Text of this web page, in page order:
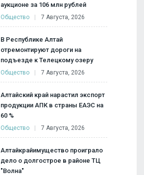
аукционе за 106 млн рублей
Общество 7 Августа, 2026
В Республике Алтай
отремонтируют дороги на
подъезде к Телецкому озеру
Общество 7 Августа, 2026
Алтайский край нарастил экспорт
продукции АПК в страны ЕАЭС на
60 %
Общество 7 Августа, 2026
Алтайкрайимущество проиграло
дело о долгострое в районе ТЦ
"Волна"